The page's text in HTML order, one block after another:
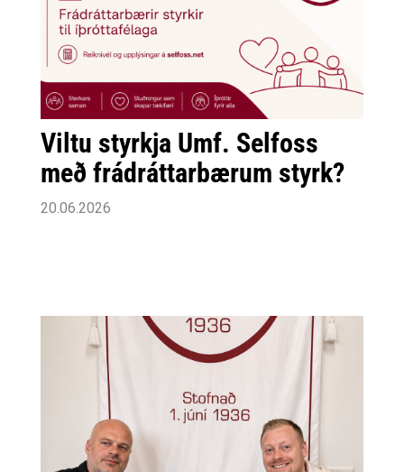
Viltu styrkja Umf. Selfoss
með frádráttarbærum styrk?
20.06.2026